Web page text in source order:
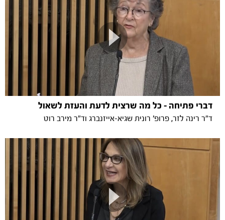
דברי פתיחה - כל מה שרצית לדעת והעזת לשאול
ד"ר רינה לזר, פרופ' רונית שגיא-אייזנברג וד"ר מירב רוט